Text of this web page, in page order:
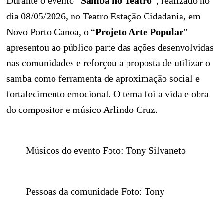
dia 08/05/2026, no Teatro Estação Cidadania, em
Novo Porto Canoa, o “Projeto Arte Popular”
apresentou ao público parte das ações desenvolvidas
nas comunidades e reforçou a proposta de utilizar o
samba como ferramenta de aproximação social e
fortalecimento emocional. O tema foi a vida e obra
do compositor e músico Arlindo Cruz.
Músicos do evento Foto: Tony Silvaneto
Pessoas da comunidade Foto: Tony